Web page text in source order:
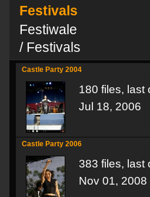
Festivals
Festiwale
/ Festivals
Castle Party 2004
180 files, last
Jul 18, 2006
Castle Party 2006
383 files, last
Nov 01, 2008